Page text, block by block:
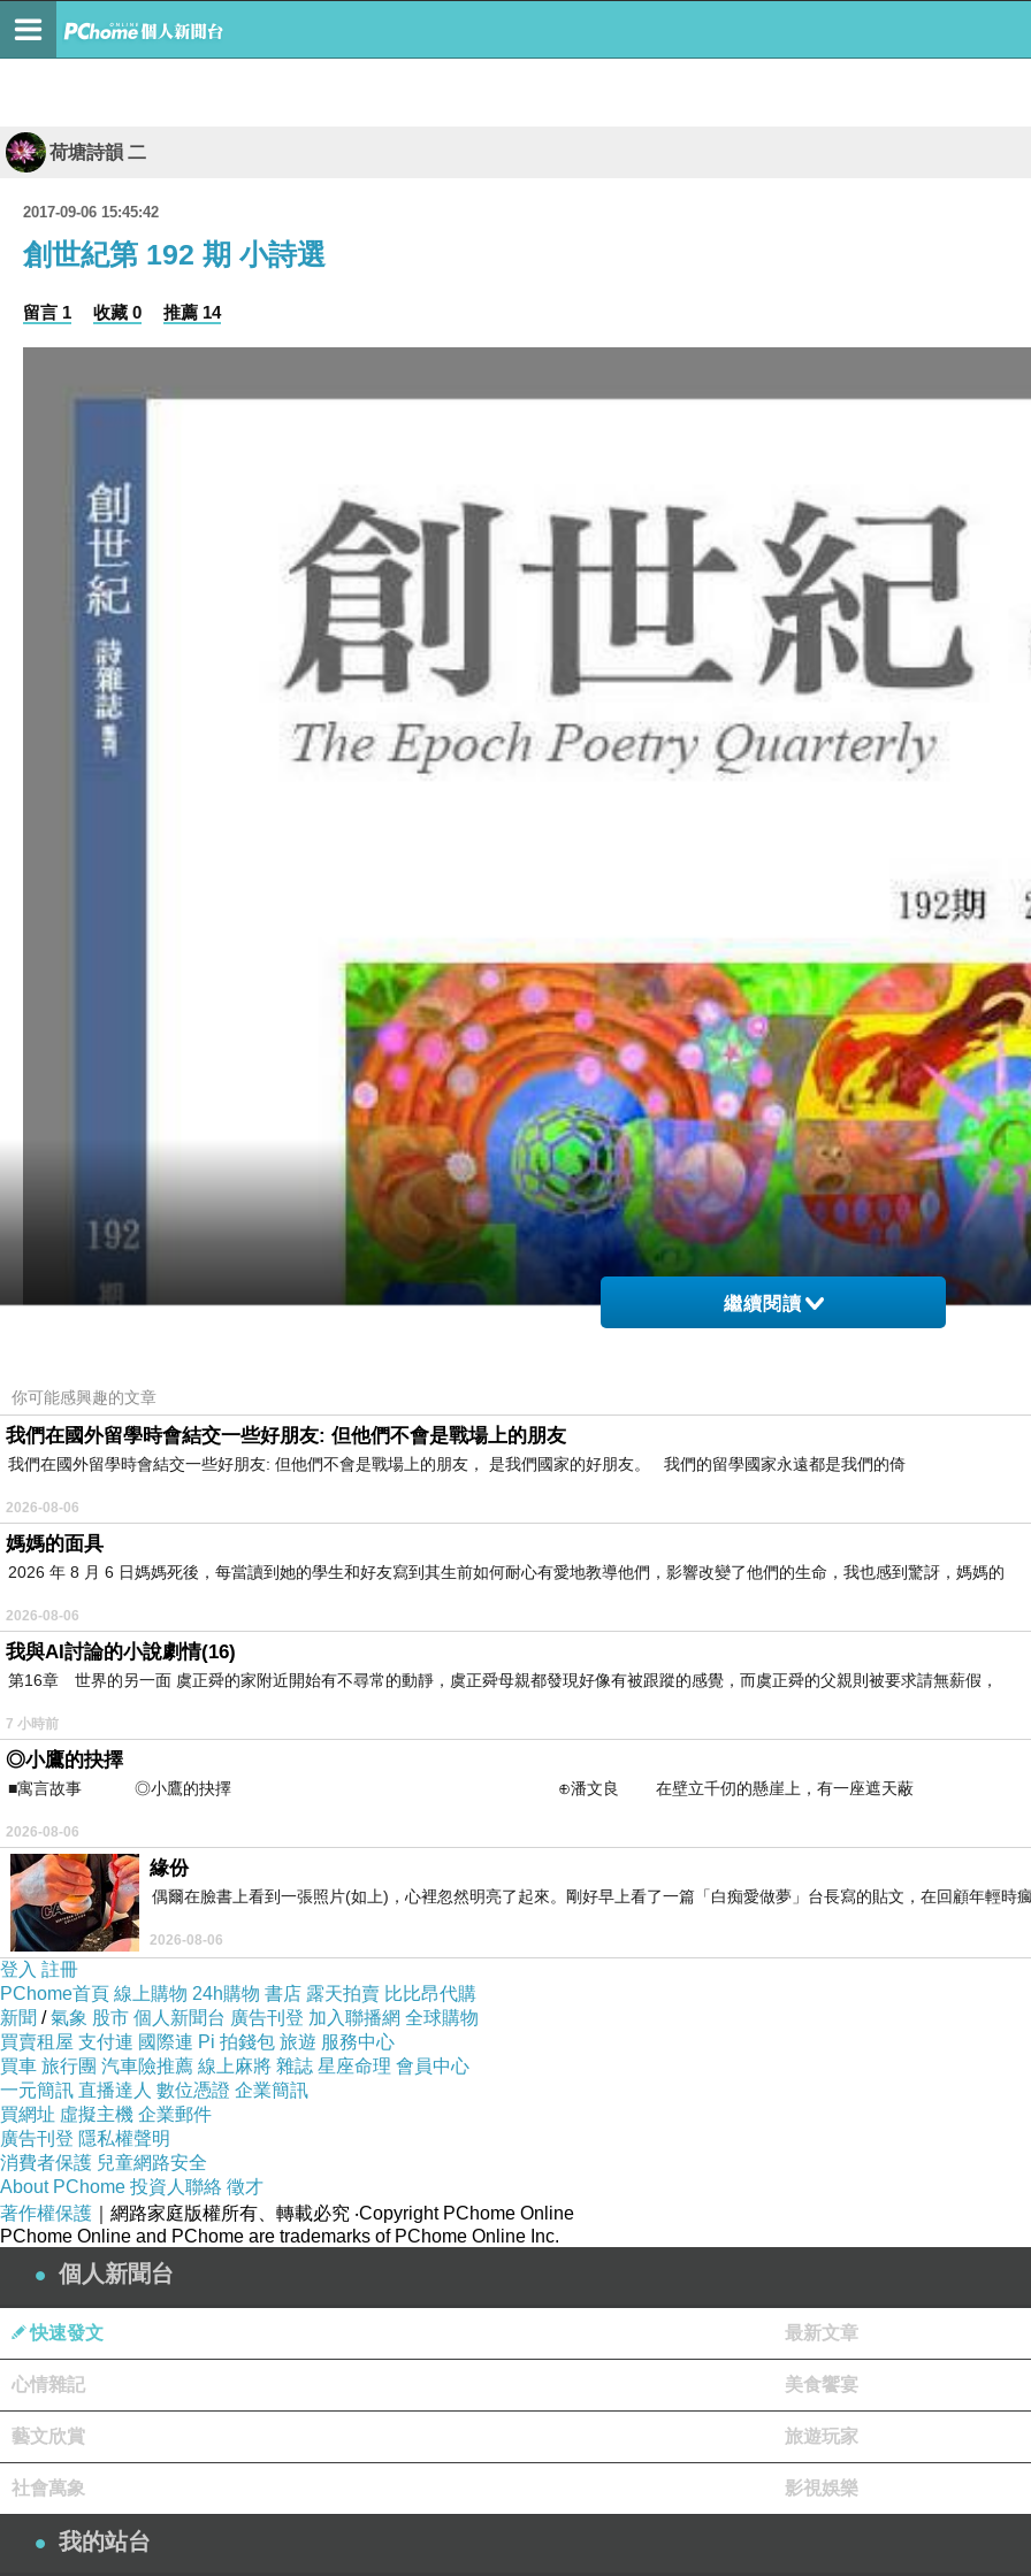
荷塘詩韻 二
2017-09-06 15:45:42
創世紀第 192 期 小詩選
留言 1 收藏 0 推薦 14
短詩兩首 小荷
1倦鳥歸巢
日暮時分，歸巢的雀鳥們
枝頭分享一整天故事
嘰喳個沒完
老樹宛如母親， 靜靜聆聽
直到安靜無聲
繼續閱讀
你可能感興趣的文章
我們在國外留學時會結交一些好朋友: 但他們不會是戰場上的朋友
我們在國外留學時會結交一些好朋友: 但他們不會是戰場上的朋友， 是我們國家的好朋友。 我們的留學國家永遠都是我們的倚
2026-08-06
媽媽的面具
2026 年 8 月 6 日媽媽死後，每當讀到她的學生和好友寫到其生前如何耐心有愛地教導他們，影響改變了他們的生命，我也感到驚訝，媽媽的
2026-08-06
我與AI討論的小說劇情(16)
第16章 世界的另一面 虞正舜的家附近開始有不尋常的動靜，虞正舜母親都發現好像有被跟蹤的感覺，而虞正舜的父親則被要求請無薪假，
7 小時前
◎小鷹的抉擇
■寓言故事 ◎小鷹的抉擇 ⊕潘文良 在壁立千仞的懸崖上，有一座遮天蔽
2026-08-06
緣份
偶爾在臉書上看到一張照片(如上)，心裡忽然明亮了起來。剛好早上看了一篇「白痴愛做夢」台長寫的貼文，在回顧年輕時
2026-08-06
登入 註冊
PChome首頁 線上購物 24h購物 書店 露天拍賣 比比昂代購
新聞 /氣象 股市 個人新聞台 廣告刊登 加入聯播網 全球購物
買賣租屋 支付連 國際連 Pi 拍錢包 旅遊 服務中心
買車 旅行團 汽車險推薦 線上麻將 雜誌 星座命理 會員中心
一元簡訊 直播達人 數位憑證 企業簡訊
買網址 虛擬主機 企業郵件
廣告刊登 隱私權聲明
消費者保護 兒童網路安全
About PChome 投資人聯絡 徵才
著作權保護 ｜網路家庭版權所有、轉載必究 ‧Copyright PChome Online
PChome Online and PChome are trademarks of PChome Online Inc.
個人新聞台
快速發文 最新文章
心情雜記 美食饗宴
藝文欣賞 旅遊玩家
社會萬象 影視娛樂
我的站台